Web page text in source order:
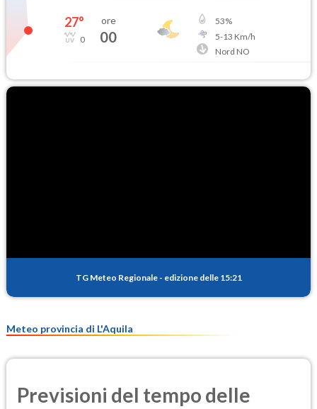
27°
0
ore
00
53%
5-13 Km/h
Nord NO
TG Meteo Regionale - edizione delle 15:21
Meteo provincia di L'Aquila
Previsioni del tempo delle